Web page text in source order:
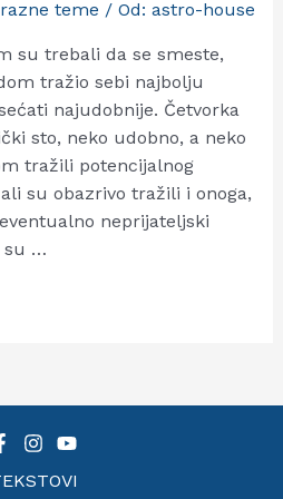
teme / Od: astro-house
su trebali da se smeste,
tražio sebi najbolju
najudobnije. Četvorka
sto, neko udobno, a neko
tražili potencijalnog
su obazrivo tražili i onoga,
neprijateljski
su …